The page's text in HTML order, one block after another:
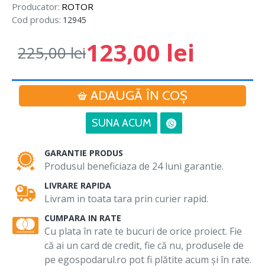
Producator: ROTOR
Cod produs: 12945
123,00 lei
225,00 lei
ADAUGĂ ÎN COŞ
SUNA ACUM
GARANTIE PRODUS
Produsul beneficiaza de 24 luni garantie.
LIVRARE RAPIDA
Livram in toata tara prin curier rapid.
CUMPARA IN RATE
Cu plata în rate te bucuri de orice proiect. Fie
că ai un card de credit, fie că nu, produsele de
pe egospodarul.ro pot fi plătite acum și în rate.